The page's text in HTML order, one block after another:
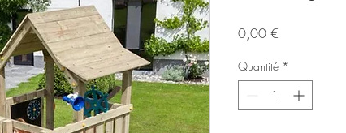
0,00 €Prix
Quantité *